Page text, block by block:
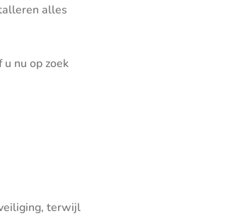
alles
nu op zoek
terwijl